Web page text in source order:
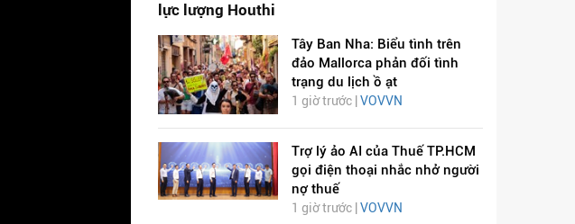
lực lượng Houthi
Tây Ban Nha: Biểu tình trên
đảo Mallorca phản đối tình
trạng du lịch ồ ạt
1 giờ trước | VOVVN
Trợ lý ảo AI của Thuế TP.HCM
gọi điện thoại nhắc nhở người
nợ thuế
1 giờ trước | VOVVN